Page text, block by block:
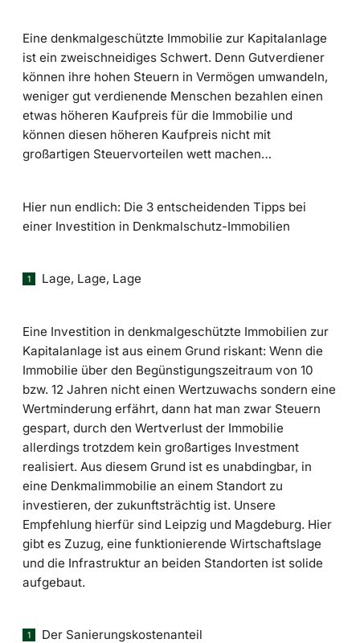
Eine denkmalgeschützte Immobilie zur Kapitalanlage
ist ein zweischneidiges Schwert. Denn Gutverdiener
können ihre hohen Steuern in Vermögen umwandeln,
weniger gut verdienende Menschen bezahlen einen
etwas höheren Kaufpreis für die Immobilie und
können diesen höheren Kaufpreis nicht mit
großartigen Steuervorteilen wett machen…
Hier nun endlich: Die 3 entscheidenden Tipps bei
einer Investition in Denkmalschutz-Immobilien
Lage, Lage, Lage
Eine Investition in denkmalgeschützte Immobilien zur
Kapitalanlage ist aus einem Grund riskant: Wenn die
Immobilie über den Begünstigungszeitraum von 10
bzw. 12 Jahren nicht einen Wertzuwachs sondern eine
Wertminderung erfährt, dann hat man zwar Steuern
gespart, durch den Wertverlust der Immobilie
allerdings trotzdem kein großartiges Investment
realisiert. Aus diesem Grund ist es unabdingbar, in
eine Denkmalimmobilie an einem Standort zu
investieren, der zukunftsträchtig ist. Unsere
Empfehlung hierfür sind Leipzig und Magdeburg. Hier
gibt es Zuzug, eine funktionierende Wirtschaftslage
und die Infrastruktur an beiden Standorten ist solide
aufgebaut.
Der Sanierungskostenanteil